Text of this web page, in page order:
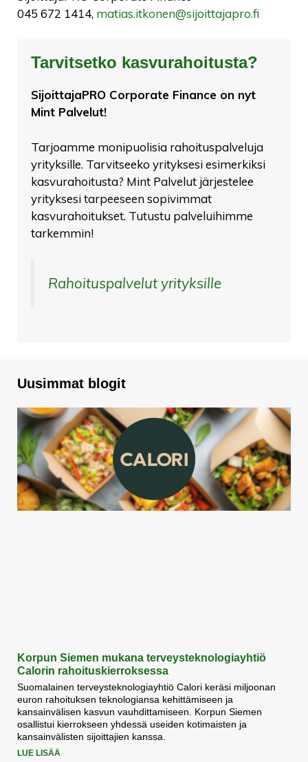
045 672 1414, matias.itkonen@sijoittajapro.fi
Tarvitsetko kasvurahoitusta?
SijoittajaPRO Corporate Finance on nyt
Mint Palvelut!
Tarjoamme monipuolisia rahoituspalveluja
yrityksille. Tarvitseeko yrityksesi esimerkiksi
kasvurahoitusta? Mint Palvelut järjestelee
yrityksesi tarpeeseen sopivimmat
kasvurahoitukset. Tutustu palveluihimme
tarkemmin!
Rahoituspalvelut yrityksille
Uusimmat blogit
Korpun Siemen mukana terveysteknologiayhtiö
Calorin rahoituskierroksessa
Suomalainen terveysteknologiayhtiö Calori keräsi miljoonan
euron rahoituksen teknologiansa kehittämiseen ja
kansainvälisen kasvun vauhdittamiseen. Korpun Siemen
osallistui kierrokseen yhdessä useiden kotimaisten ja
kansainvälisten sijoittajien kanssa.
LUE LISÄÄ